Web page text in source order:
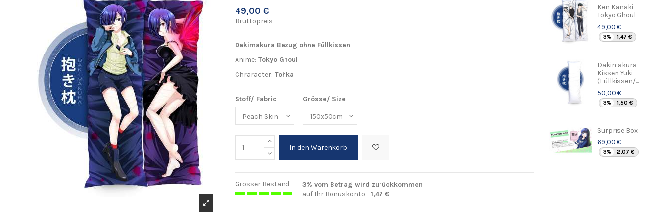
49,00 €
Bruttopreis
Dakimakura Bezug ohne Füllkissen
Anime: Tokyo Ghoul
Chraracter: Tohka
Stoff/ Fabric Grösse/ Size
In den Warenkorb
Grosser Bestand
3% vom Betrag wird zurückkommen
auf Ihr Bonuskonto -1,47 €
Ken Kanaki -
Tokyo Ghoul
49,00 €
3% 1,47 €
Dakimakura
Kissen Yuki
(Füllkissen/...
50,00 €
3% 1,50 €
Surprise Box
69,00 €
3% 2,07 €